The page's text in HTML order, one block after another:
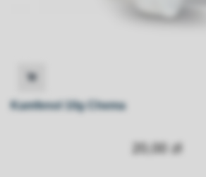
Kamfenol 10g Chema
20,00 zł